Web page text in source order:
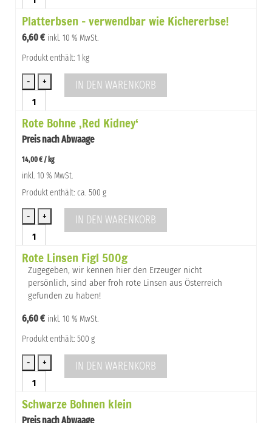
hell
500g
Menge
Platterbsen – verwendbar wie Kichererbse!
6,60€ inkl. 10 % MwSt.
Produkt enthält: 1 kg
Platterbsen
-
verwendbar
wie
Kichererbse!
Menge
IN DEN WARENKORB
Rote Bohne ‚Red Kidney‘
Preis nach Abwaage
14,00€ / kg
inkl. 10 % MwSt.
Produkt enthält: ca. 500 g
Bohne
'Red
Kidney'
Menge
IN DEN WARENKORB
Rote Linsen Figl 500g
Zugegeben, wir kennen hier den Erzeuger nicht
persönlich, sind aber froh rote Linsen aus Österreich
gefunden zu haben!
6,60€ inkl. 10 % MwSt.
Produkt enthält: 500 g
Linsen
Figl
500g
IN DEN WARENKORB
Schwarze Bohnen klein
Preis nach Abwaage